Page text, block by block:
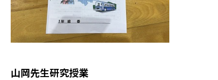
山岡先生研究授業